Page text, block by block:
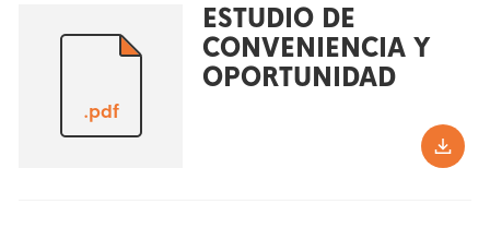
.pdf
ESTUDIO DE
CONVENIENCIA Y
OPORTUNIDAD